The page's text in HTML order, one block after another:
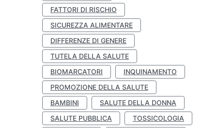
FATTORI DI RISCHIO
SICUREZZA ALIMENTARE
DIFFERENZE DI GENERE
TUTELA DELLA SALUTE
BIOMARCATORI
INQUINAMENTO
PROMOZIONE DELLA SALUTE
BAMBINI
SALUTE DELLA DONNA
SALUTE PUBBLICA
TOSSICOLOGIA